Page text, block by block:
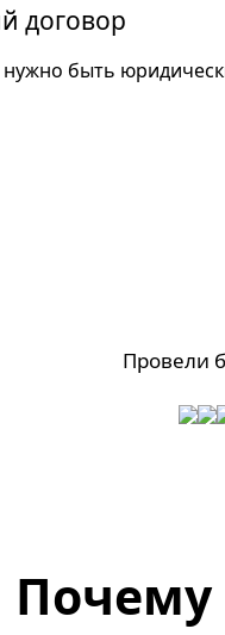
договор
быть
Провели
Почему